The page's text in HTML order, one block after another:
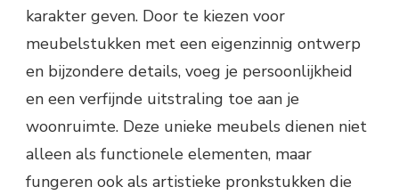
karakter geven. Door te kiezen voor
meubelstukken met een eigenzinnig ontwerp
en bijzondere details, voeg je persoonlijkheid
en een verfijnde uitstraling toe aan je
woonruimte. Deze unieke meubels dienen niet
alleen als functionele elementen, maar
fungeren ook als artistieke pronkstukken die